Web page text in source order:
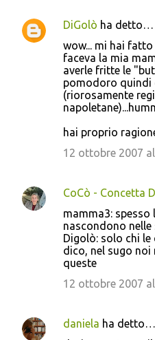
DiGolò ha detto…
wow... mi hai
faceva la mia
averle fritte le
pomodoro quindi
(riorosamente
hai proprio
12 ottobre 2007
CoCò - Concetta
mamma3: spesso
nascondono nelle
Digolò: solo chi le
dico, nel sugo noi
queste
12 ottobre 2007
daniela ha detto…